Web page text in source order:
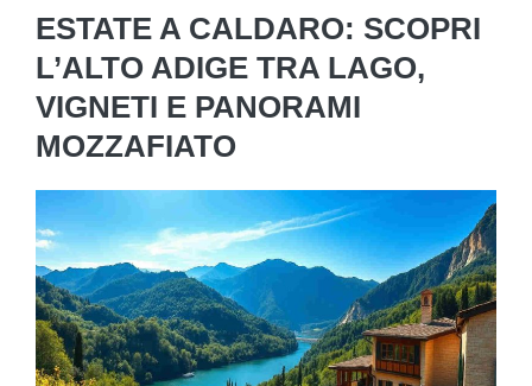
ESTATE A CALDARO: SCOPRI
L’ALTO ADIGE TRA LAGO,
VIGNETI E PANORAMI
MOZZAFIATO